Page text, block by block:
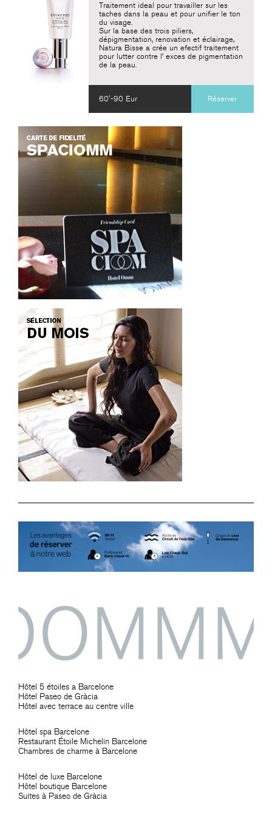
Traitement ideal pour travailler sur les
taches dans la peau et pour unifier le ton
du visage.
Sur la base des trois piliers,
dépigmentation, renovation et éclairage,
Natura Bisse a crée un efectif traitement
pour lutter contre l’ exces de pigmentation
de la peau.
60'-90 Eur Réserver
Hôtel 5 étoiles a Barcelone
Hôtel Paseo de Gràcia
Hôtel avec terrace au centre ville
Hôtel spa Barcelone
Restaurant Étoile Michelin Barcelone
Chambres de charme à Barcelone
Hôtel de luxe Barcelone
Hôtel boutique Barcelone
Suites à Paseo de Gràcia